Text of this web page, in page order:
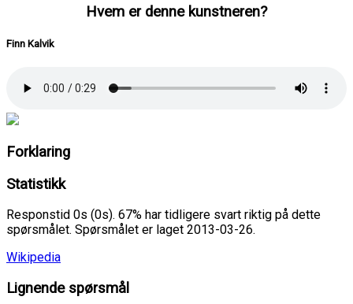
Hvem er denne kunstneren?
Finn Kalvik
Forklaring
Statistikk
Responstid 0s (0s). 67% har tidligere svart riktig på dette
spørsmålet. Spørsmålet er laget 2013-03-26.
Wikipedia
Lignende spørsmål